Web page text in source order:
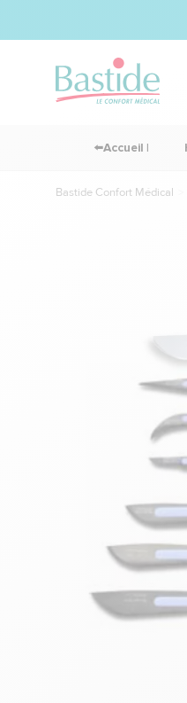
⬅️Accueil |
Bastide Confort Médical